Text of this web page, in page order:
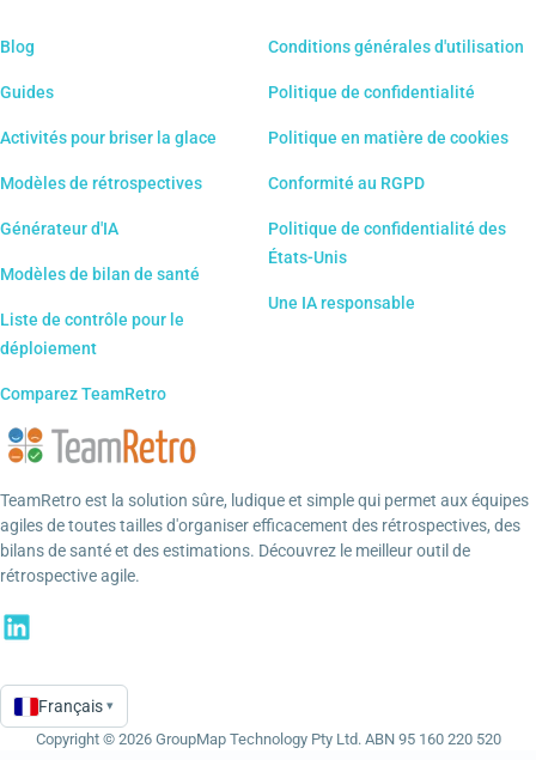
Blog
Guides
Activités pour briser la glace
Modèles de rétrospectives
Générateur d'IA
Modèles de bilan de santé
Liste de contrôle pour le
déploiement
Comparez TeamRetro
Conditions générales d'utilisation
Politique de confidentialité
Politique en matière de cookies
Conformité au RGPD
Politique de confidentialité des
États-Unis
Une IA responsable
TeamRetro est la solution sûre, ludique et simple qui permet aux équipes
agiles de toutes tailles d'organiser efficacement des rétrospectives, des
bilans de santé et des estimations. Découvrez le meilleur outil de
rétrospective agile.
Language
Français ▾
Copyright © 2026 GroupMap Technology Pty Ltd. ABN 95 160 220 520